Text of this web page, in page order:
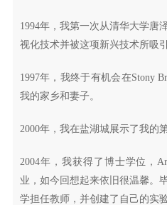
1994年，我第一次从清华大学唐
视化技术并被这项新兴技术所吸引
1997年，我终于有机会在Stony
我的家乡和妻子。
2000年，我在盐湖城展示了我的
2004年，我获得了博士学位，
业，如今回想起来依旧很温馨。
学担任教师，并创建了自己的实验